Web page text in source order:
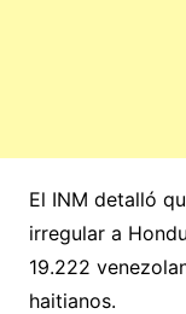
El INM detalló
irregular a
19.222
haitianos.